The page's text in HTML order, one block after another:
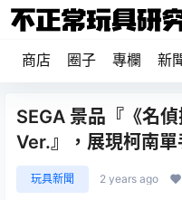
商店 圈子 專欄 新
SEGA 景品『《名
Ver.』，展現柯南單
玩具新聞 2 years ago